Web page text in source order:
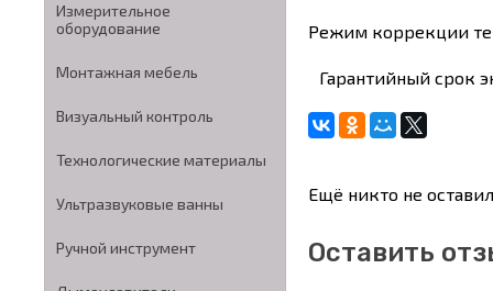
Измерительное
оборудование
Монтажная мебель
Визуальный контроль
Технологические материалы
Ультразвуковые ванны
Ручной инструмент
Режим коррекции
Гарантийный срок
Ещё никто не
Оставить